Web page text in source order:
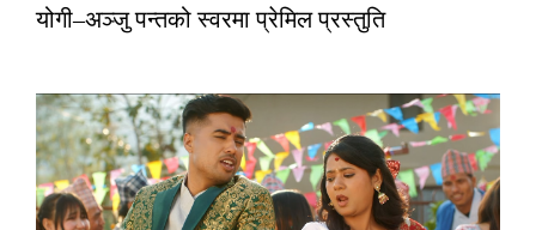
योगी–अञ्जु पन्तको स्वरमा प्रेमिल प्रस्तुति